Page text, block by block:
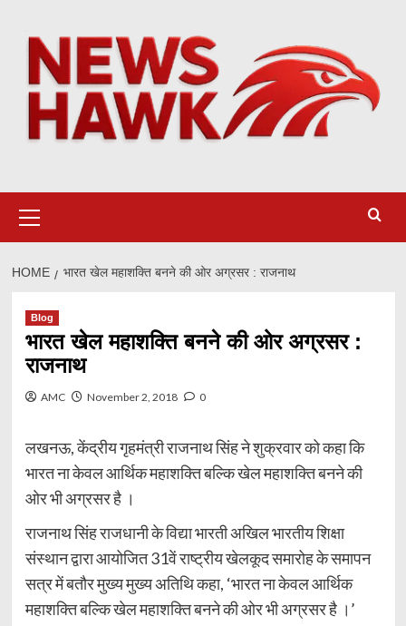
content
Menu
HOME भारत खेल महाशक्ति बनने की ओर अग्रसर : राजनाथ
Blog
भारत खेल महाशक्ति बनने की ओर अग्रसर :
राजनाथ
AMC November 2, 2018 0
लखनऊ, केंद्रीय गृहमंत्री राजनाथ सिंह ने शुक्रवार को कहा कि
भारत ना केवल आर्थिक महाशक्ति बल्कि खेल महाशक्ति बनने की
ओर भी अग्रसर है ।
राजनाथ सिंह राजधानी के विद्या भारती अखिल भारतीय शिक्षा
संस्थान द्वारा आयोजित 31वें राष्ट्रीय खेलकूद समारोह के समापन
सत्र में बतौर मुख्य मुख्य अतिथि कहा, ‘भारत ना केवल आर्थिक
महाशक्ति बल्कि खेल महाशक्ति बनने की ओर भी अग्रसर है ।’